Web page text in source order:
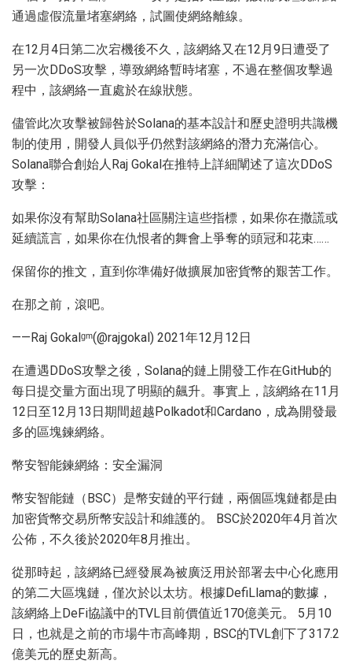
通過虛假流量堵塞網絡，試圖使網絡離線。
在12月4日第二次宕機後不久，該網絡又在12月9日遭受了
另一次DDoS攻擊，導致網絡暫時堵塞，不過在整個攻擊過
程中，該網絡一直處於在線狀態。
儘管此次攻擊被歸咎於Solana的基本設計和歷史證明共識機
制的使用，開發人員似乎仍然對該網絡的潛力充滿信心。
Solana聯合創始人Raj Gokal在推特上詳細闡述了這次DDoS
攻擊：
如果你沒有幫助Solana社區關注這些指標，如果你在撒謊或
延續謊言，如果你在仇恨者的舞會上爭奪的頭冠和花束……
保留你的推文，直到你準備好做擴展加密貨幣的艱苦工作。
在那之前，滾吧。
——Raj Gokalᵍᵐ(@rajgokal) 2021年12月12日
在遭遇DDoS攻擊之後，Solana的鏈上開發工作在GitHub的
每日提交量方面出現了明顯的飆升。事實上，該網絡在11月
12日至12月13日期間超越Polkadot和Cardano，成為開發最
多的區塊鍊網絡。
幣安智能鍊網絡：安全漏洞
幣安智能鏈（BSC）是幣安鏈的平行鏈，兩個區塊鏈都是由
加密貨幣交易所幣安設計和維護的。 BSC於2020年4月首次
公佈，不久後於2020年8月推出。
從那時起，該網絡已經發展為被廣泛用於部署去中心化應用
的第二大區塊鏈，僅次於以太坊。根據DefiLlama的數據，
該網絡上DeFi協議中的TVL目前價值近170億美元。 5月10
日，也就是之前的市場牛市高峰期，BSC的TVL創下了317.2
億美元的歷史新高。